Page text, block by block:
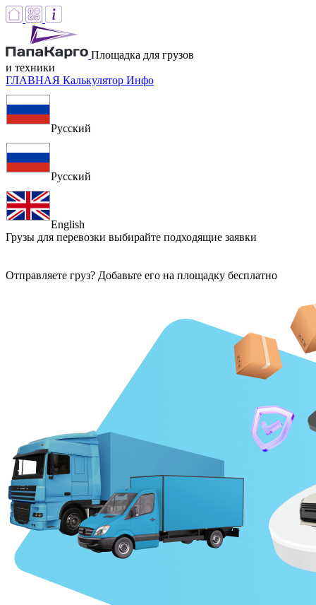
Площадка для грузов
и техники
ГЛАВНАЯ Калькулятор Инфо
Русский
Русский
English
Грузы для перевозки выбирайте подходящие заявки
Отправляете груз? Добавьте его на площадку бесплатно